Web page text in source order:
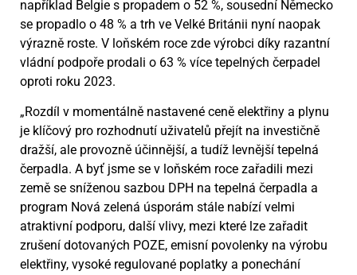
například Belgie s propadem o 52 %, sousední Německo
se propadlo o 48 % a trh ve Velké Británii nyní naopak
výrazně roste. V loňském roce zde výrobci díky razantní
vládní podpoře prodali o 63 % více tepelných čerpadel
oproti roku 2023.
„Rozdíl v momentálně nastavené ceně elektřiny a plynu
je klíčový pro rozhodnutí uživatelů přejít na investičně
dražší, ale provozně účinnější, a tudíž levnější tepelná
čerpadla. A byť jsme se v loňském roce zařadili mezi
země se sníženou sazbou DPH na tepelná čerpadla a
program Nová zelená úsporám stále nabízí velmi
atraktivní podporu, další vlivy, mezi které lze zařadit
zrušení dotovaných POZE, emisní povolenky na výrobu
elektřiny, vysoké regulované poplatky a ponechání